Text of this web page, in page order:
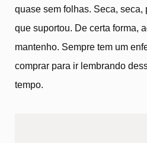
quase sem folhas. Seca, seca,
que suportou. De certa forma,
mantenho. Sempre tem um
comprar para ir lembrando
tempo.